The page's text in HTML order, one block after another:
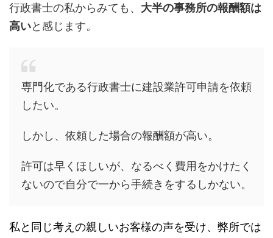
行政書士の私からみても、 大半の事務所の報酬額は
高いと感じます。
専門化である行政書士に建設業許可申請を依頼
したい。
しかし、依頼した場合の報酬額が高い。
許可は早くほしいが、なるべく費用をかけたく
ないので自分で一から手続きをするしかない。
私と同じ考えの親しいお客様の声を受け、弊所では